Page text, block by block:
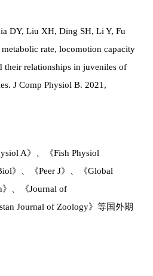
DY, Liu XH, Ding SH, Li Y, Fu
rate, locomotion capacity
their relationships in juveniles of
J Comp Physiol B. 2021,
A》、《Fish Physiol
》、《Peer J》、《Global
》、《Journal of
Journal of Zoology》等国外期